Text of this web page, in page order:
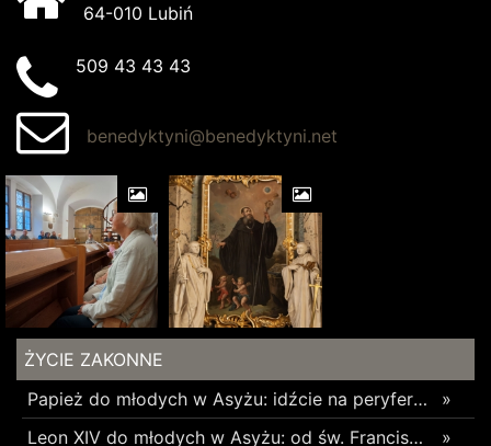
64-010 Lubiń
509 43 43 43
benedyktyni@benedyktyni.net
ŻYCIE ZAKONNE
»
Papież do młodych w Asyżu: idźcie na peryferie i budujcie cywilizację miłości
»
Leon XIV do młodych w Asyżu: od św. Franciszka uczcie się budowania pokoju i wspólnoty